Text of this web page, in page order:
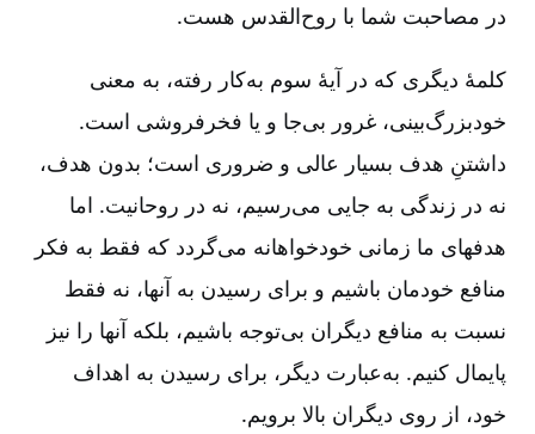
در مصاحبت شما با روح‌القدس هست‌.
کلمۀ دیگری که در آیۀ سوم به‌کار رفته‌، به معنی
خودبزرگ‌بینی‌، غرور بی‌جا و یا فخرفروشی است‌.
داشتنِ هدف بسیار عالی و ضروری است‌؛ بدون هدف‌،
نه در زندگی به جایی می‌رسیم‌، نه در روحانیت‌. اما
هدفهای ما زمانی خودخواهانه می‌گردد که فقط به فکر
منافع خودمان باشیم و برای رسیدن به آنها، نه فقط
نسبت به منافع دیگران بی‌توجه باشیم‌، بلکه آنها را نیز
پایمال کنیم‌. به‌عبارت دیگر، برای رسیدن به اهداف
خود، از روی دیگران بالا برویم‌.